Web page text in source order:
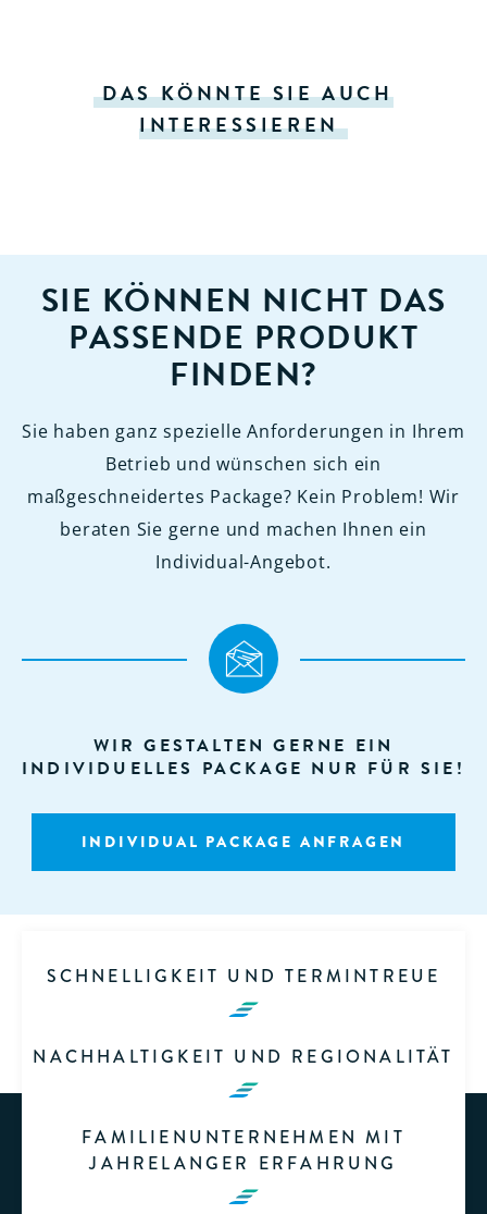
DAS KÖNNTE SIE AUCH
INTERESSIEREN
SIE KÖNNEN NICHT DAS
PASSENDE PRODUKT
FINDEN?
Sie haben ganz spezielle Anforderungen in Ihrem
Betrieb und wünschen sich ein
maßgeschneidertes Package? Kein Problem! Wir
beraten Sie gerne und machen Ihnen ein
Individual-Angebot.
WIR GESTALTEN GERNE EIN
INDIVIDUELLES PACKAGE NUR FÜR SIE!
INDIVIDUAL PACKAGE ANFRAGEN
SCHNELLIGKEIT UND TERMINTREUE
NACHHALTIGKEIT UND REGIONALITÄT
FAMILIENUNTERNEHMEN MIT
JAHRELANGER ERFAHRUNG